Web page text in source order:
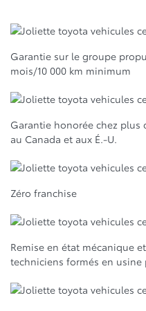
Garantie sur le groupe
mois/10 000 km minimum
Garantie honorée chez plus
au Canada et aux É.-U.
Zéro franchise
Remise en état mécanique
techniciens formés en usine